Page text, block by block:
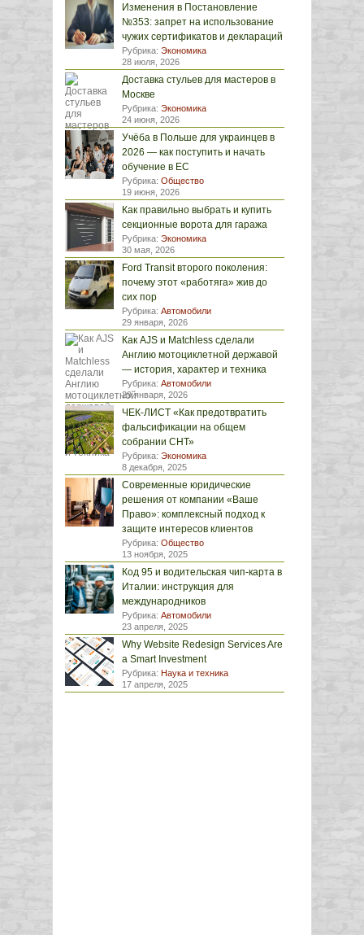
Изменения в Постановление
№353: запрет на использование
чужих сертификатов и деклараций
Рубрика: Экономика
28 июля, 2026
Доставка стульев для мастеров в
Москве
Рубрика: Экономика
24 июня, 2026
Учёба в Польше для украинцев в
2026 — как поступить и начать
обучение в ЕС
Рубрика: Общество
19 июня, 2026
Как правильно выбрать и купить
секционные ворота для гаража
Рубрика: Экономика
30 мая, 2026
Ford Transit второго поколения:
почему этот «работяга» жив до
сих пор
Рубрика: Автомобили
29 января, 2026
Как AJS и Matchless сделали
Англию мотоциклетной державой
— история, характер и техника
Рубрика: Автомобили
29 января, 2026
ЧЕК-ЛИСТ «Как предотвратить
фальсификации на общем
собрании СНТ»
Рубрика: Экономика
8 декабря, 2025
Современные юридические
решения от компании «Ваше
Право»: комплексный подход к
защите интересов клиентов
Рубрика: Общество
13 ноября, 2025
Код 95 и водительская чип-карта в
Италии: инструкция для
международников
Рубрика: Автомобили
23 апреля, 2025
Why Website Redesign Services Are
a Smart Investment
Рубрика: Наука и техника
17 апреля, 2025